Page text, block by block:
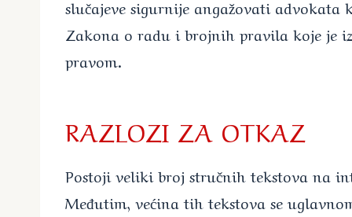
slučajeve sigurnije angažovati
Zakona o radu i brojnih pravila koje je
pravom.
RAZLOZI ZA OTKAZ
Postoji veliki broj stručnih tekstova na
Međutim, većina tih tekstova se